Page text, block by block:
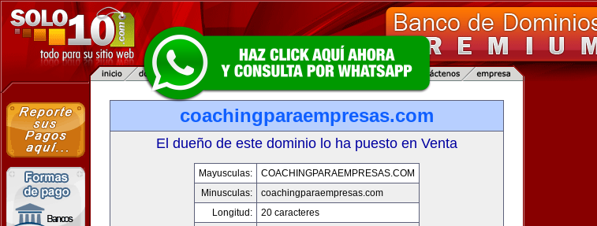
coachingparaempresas.com
El dueño de este dominio lo ha puesto en Venta
Mayusculas:
COACHINGPARAEMPRESAS.COM
Minusculas:
coachingparaempresas.com
Longitud:
20 caracteres